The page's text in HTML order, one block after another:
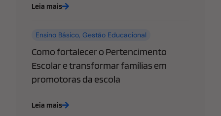
Leia mais
Ensino Básico,Gestão Educacional
Como fortalecer o Pertencimento
Escolar e transformar famílias em
promotoras da escola
Leia mais